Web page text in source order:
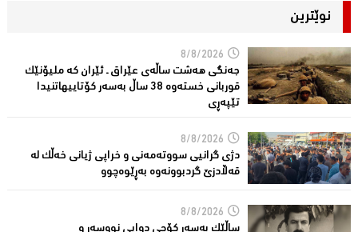
نوێترین
8/8/2026
جەنگی هەشت ساڵەی عێراق ـ ئێران کە ملیۆنێک
قوربانى خستەوە 38 ساڵ بەسەر كۆتاییهاتنیدا
تێپەڕى
8/8/2026
دژی گرانیی سووتەمەنی و خراپی ژیانی خەڵك لە
قەڵادزێ‌ گردبوونەوە بەڕێوەچوو
8/8/2026